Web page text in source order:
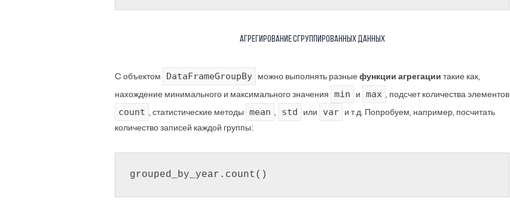
Агрегирование сгруппированных данных
C объектом DataFrameGroupBy можно выполнять разные функции агрегации такие как,
нахождение минимального и максимального значения
min и max , подсчет количества элементов
count , статистические методы mean , std или var
и т.д. Попробуем, например, посчитать
количество записей каждой группы: